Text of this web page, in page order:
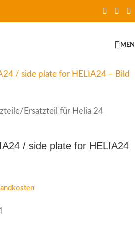
/ Ersatzteil für Helia 24
/ side plate for HELIA24